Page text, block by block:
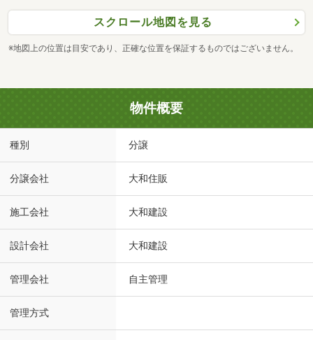
スクロール地図を見る
※地図上の位置は目安であり、正確な位置を保証するものではございません。
物件概要
種別 分譲
分譲会社 大和住販
施工会社 大和建設
設計会社 大和建設
管理会社 自主管理
管理方式